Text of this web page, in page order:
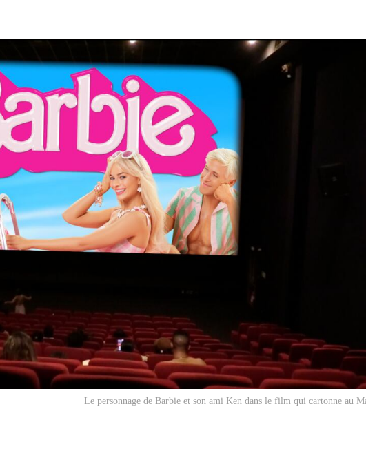
Le personnage de Barbie et son ami Ken dans le film qui cartonne au